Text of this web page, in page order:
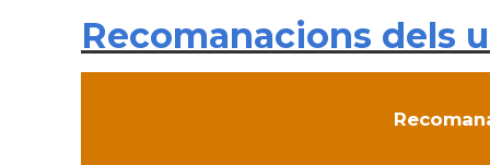
Recomanacions dels